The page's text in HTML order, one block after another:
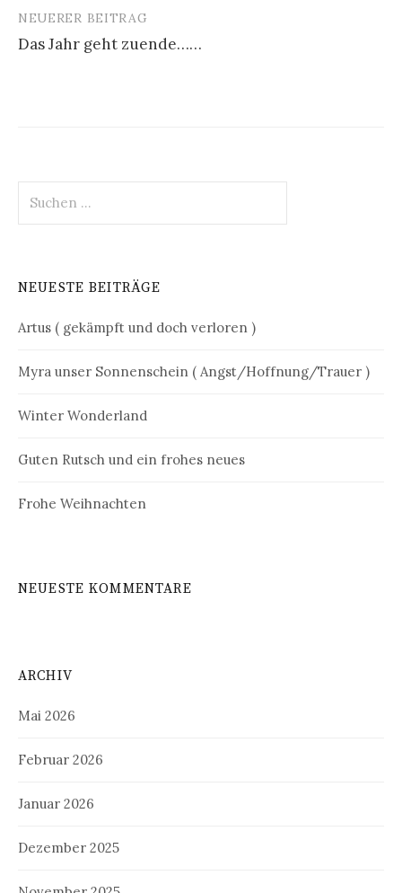
NEUERER BEITRAG
Das Jahr geht zuende……
nach:
NEUESTE BEITRÄGE
Artus ( gekämpft und doch verloren )
Myra unser Sonnenschein ( Angst/Hoffnung/Trauer )
Winter Wonderland
Guten Rutsch und ein frohes neues
Frohe Weihnachten
NEUESTE KOMMENTARE
ARCHIV
Mai 2026
Februar 2026
Januar 2026
Dezember 2025